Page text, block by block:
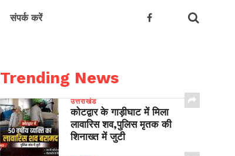
संपर्क करें
Trending News
उत्तराखंड
कोटद्वार के गाड़ीघाट में मिला
लावारिस शव,पुलिस मृतक की
शिनाख्त में जुटी